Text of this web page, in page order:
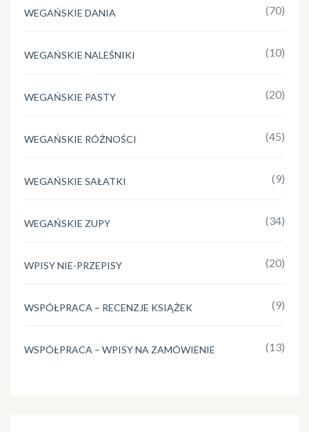
WEGAŃSKIE DANIA (70)
WEGAŃSKIE NALEŚNIKI (10)
WEGAŃSKIE PASTY (20)
WEGAŃSKIE RÓŻNOŚCI (45)
WEGAŃSKIE SAŁATKI (9)
WEGAŃSKIE ZUPY (34)
WPISY NIE-PRZEPISY (20)
WSPÓŁPRACA – RECENZJE KSIĄŻEK (9)
WSPÓŁPRACA – WPISY NA ZAMÓWIENIE (13)